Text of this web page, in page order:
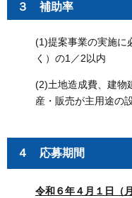
３ 補助率
(1)提案事業の実施に
く）の1／2以内
(2)土地造成費、建物
産・販売が主用途の
４ 応募期間
令和６年４月１日（